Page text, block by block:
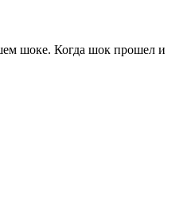
шоке. Когда шок прошел и